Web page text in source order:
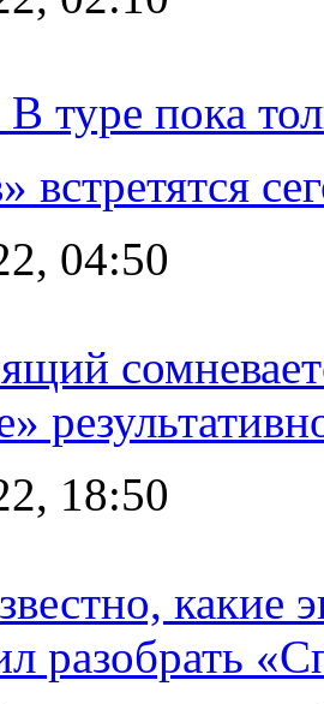
туре пока
встретятся
04:50
18:50
какие
разобрать